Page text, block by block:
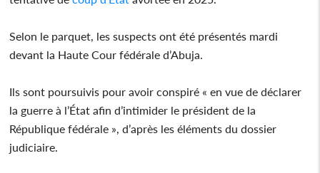
Selon le parquet, les suspects ont été présentés mardi
devant la Haute Cour fédérale d’Abuja.
Ils sont poursuivis pour avoir conspiré « en vue de déclarer
la guerre à l’État afin d’intimider le président de la
République fédérale », d’après les éléments du dossier
judiciaire.